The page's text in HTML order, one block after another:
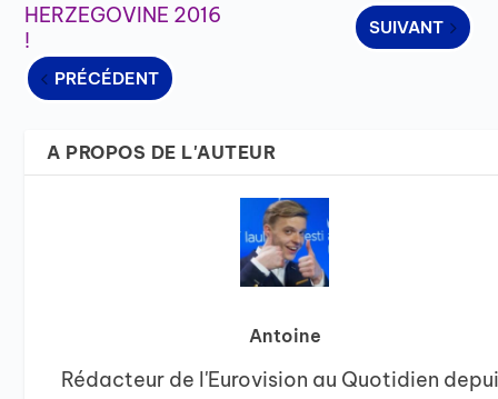
HERZEGOVINE 2016
!
PRÉCÉDENT
SUIVANT
A PROPOS DE L'AUTEUR
Antoine
Rédacteur de l'Eurovision au Quotidien